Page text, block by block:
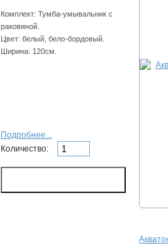
Комплект: Тумба-умывальник с
раковиной.
Цвет: белый, бело-бордовый.
Ширина: 120см.
Подробнее...
Количество: